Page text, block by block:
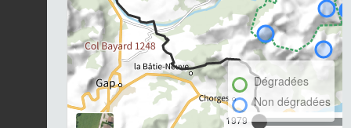
1979
Dégradées
Non dégradées